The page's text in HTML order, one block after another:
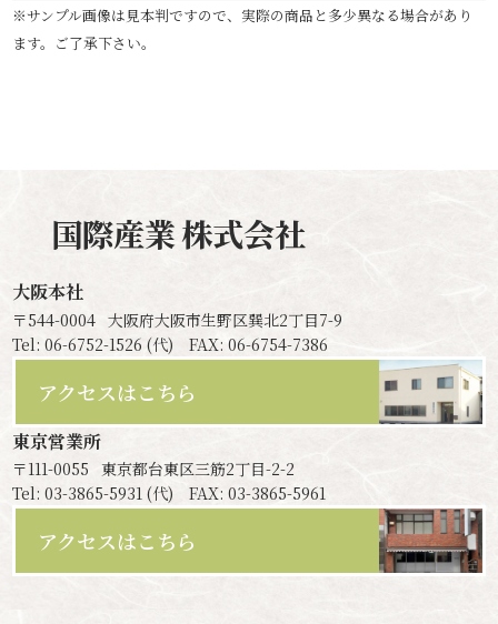
※サンプル画像は見本判ですので、実際の商品と多少異なる場合があり
ます。ご了承下さい。
国際産業株式会社
大阪本社
〒544-0004 大阪府大阪市生野区巽北2丁目7-9
Tel: 06-6752-1526 (代) FAX: 06-6754-7386
アクセスはこちら
東京営業所
〒111-0055
東京都台東区三筋2丁目-2-2
Tel: 03-3865-5931 (代) FAX: 03-3865-5961
アクセスはこちら